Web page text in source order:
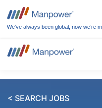
We’ve always been global, now we’re
< SEARCH JOBS